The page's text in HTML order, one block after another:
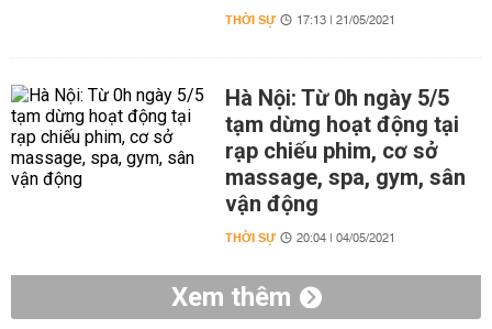
THỜI SỰ 17:13 | 21/05/2021
Hà Nội: Từ 0h ngày 5/5
tạm dừng hoạt động tại
rạp chiếu phim, cơ sở
massage, spa, gym, sân
vận động
THỜI SỰ 20:04 | 04/05/2021
Xem thêm